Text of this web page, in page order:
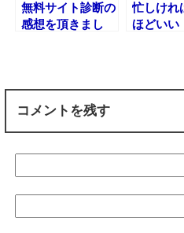
無料サイト診断の
感想を頂きまし
忙しけれ
ほどいい
コメントを残す